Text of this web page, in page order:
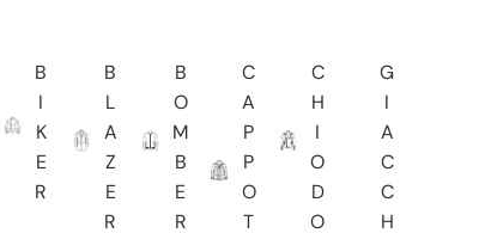
B
I
K
E
R
B
L
A
Z
E
R
B
O
M
B
E
R
C
A
P
P
O
T
C
H
I
O
D
O
G
I
A
C
C
H